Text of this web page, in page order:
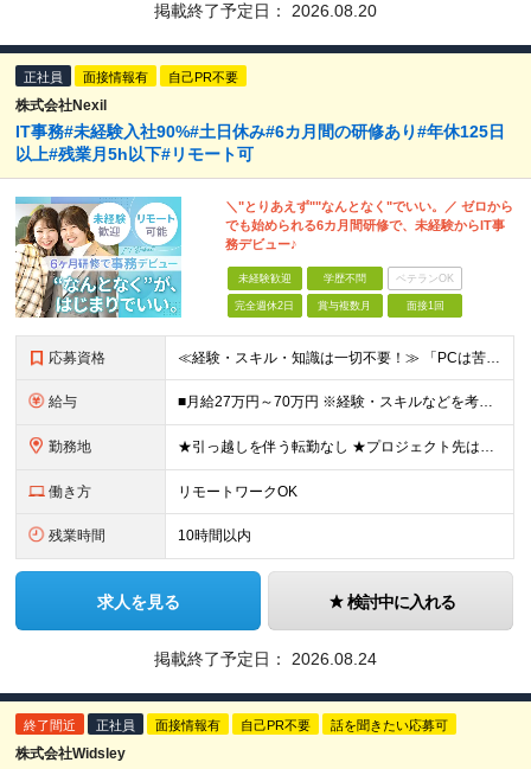
掲載終了予定日： 2026.08.20
正社員 面接情報有 自己PR不要
株式会社Nexil
IT事務#未経験入社90%#土日休み#6カ月間の研修あり#年休125日
以上#残業月5h以下#リモート可
＼"とりあえず""なんとなく"でいい。／ ゼロから
でも始められる6カ月間研修で、未経験からIT事
務デビュー♪
未経験歓迎 学歴不問 ベテランOK
完全週休2日 賞与複数月 面接1回
応募資格 ≪経験・スキル・知識は一切不要！≫ 「PCは苦手」「なんとなくIT」 ――そんな状態からのスタートで大丈夫です。 【応募条件】 ■業界・職種未経験OK ■第二新卒・既卒・フリーターの方も歓迎 ■学歴
給与 ■月給27万円～70万円 ※経験・スキルなどを考慮して決定します。 ※上記金額には固定残業代（月15時間相当分／26,300円～73,500円）を含みます。 超過分は別途支給します。 ★最大200万
勤務地 ★引っ越しを伴う転勤なし ★プロジェクト先は希望やスキルを考慮して決定 本社もしくは東京23区を中心とした 神奈川・千葉・埼玉の各プロジェクト先の勤務となります。 【東京本社】 東京都渋谷区渋谷2
働き方 リモートワークOK
残業時間 10時間以内
求人を見る 検討中に入れる
掲載終了予定日： 2026.08.24
終了間近 正社員 面接情報有 自己PR不要 話を聞きたい応募可
株式会社Widsley